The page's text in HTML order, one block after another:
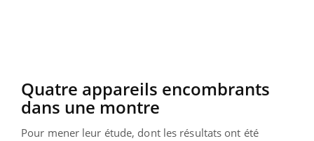
Quatre appareils encombrants
dans une montre
Pour mener leur étude, dont les résultats ont été